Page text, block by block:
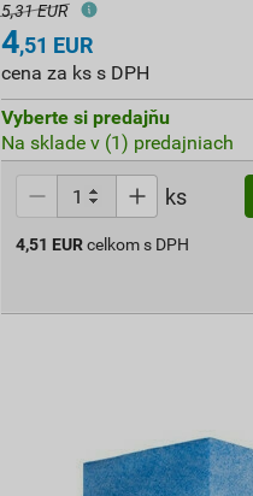
5,31 EUR
4,51 EUR
cena za ks s DPH
Vyberte si predajňu
Na sklade v (1) predajniach
ks
4,51 EURcelkom s DPH